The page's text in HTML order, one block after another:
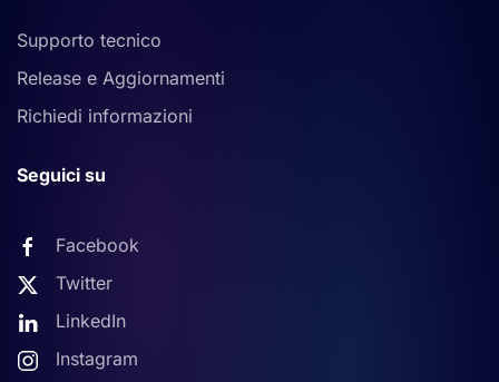
Supporto tecnico
Release e Aggiornamenti
Richiedi informazioni
Seguici su
Facebook
Twitter
LinkedIn
Instagram